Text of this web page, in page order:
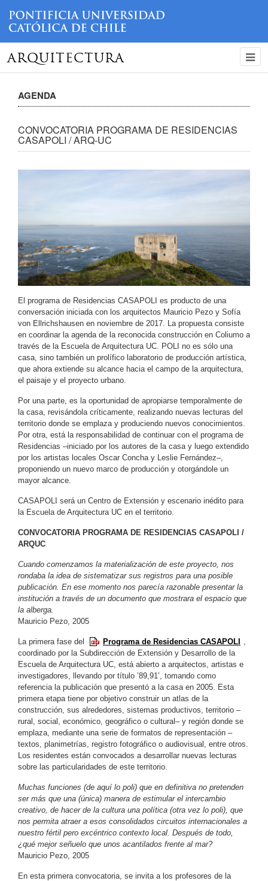
ARQUITECTURA
AGENDA
CONVOCATORIA PROGRAMA DE RESIDENCIAS
CASAPOLI / ARQ-UC
El programa de Residencias CASAPOLI es producto de una
conversación iniciada con los arquitectos Mauricio Pezo y Sofía
von Ellrichshausen en noviembre de 2017. La propuesta consiste
en coordinar la agenda de la reconocida construcción en Coliumo a
través de la Escuela de Arquitectura UC. POLI no es sólo una
casa, sino también un prolífico laboratorio de producción artística,
que ahora extiende su alcance hacia el campo de la arquitectura,
el paisaje y el proyecto urbano.
Por una parte, es la oportunidad de apropiarse temporalmente de
la casa, revisándola críticamente, realizando nuevas lecturas del
territorio donde se emplaza y produciendo nuevos conocimientos.
Por otra, está la responsabilidad de continuar con el programa de
Residencias –iniciado por los autores de la casa y luego extendido
por los artistas locales Oscar Concha y Leslie Fernández–,
proponiendo un nuevo marco de producción y otorgándole un
mayor alcance.
CASAPOLI será un Centro de Extensión y escenario inédito para
la Escuela de Arquitectura UC en el territorio.
CONVOCATORIA PROGRAMA DE RESIDENCIAS CASAPOLI /
ARQUC
Cuando comenzamos la materialización de este proyecto, nos
rondaba la idea de sistematizar sus registros para una posible
publicación. En ese momento nos parecía razonable presentar la
institución a través de un documento que mostrara el espacio que
la alberga.
Mauricio Pezo, 2005
La primera fase del Programa de Residencias CASAPOLI
coordinado por la Subdirección de Extensión y Desarrollo de la
Escuela de Arquitectura UC, está abierto a arquitectos, artistas e
investigadores, llevando por título ’89,91’, tomando como
referencia la publicación que presentó a la casa en 2005. Esta
primera etapa tiene por objetivo construir un atlas de la
construcción, sus alrededores, sistemas productivos, territorio –
rural, social, económico, geográfico o cultural– y región donde se
emplaza, mediante una serie de formatos de representación –
textos, planimetrías, registro fotográfico o audiovisual, entre otros.
Los residentes están convocados a desarrollar nuevas lecturas
sobre las particularidades de este territorio.
Muchas funciones (de aquí lo poli) que en definitiva no pretenden
ser más que una (única) manera de estimular el intercambio
creativo, de hacer de la cultura una política (otra vez lo poli), que
nos permita atraer a esos consolidados circuitos internacionales a
nuestro fértil pero excéntrico contexto local. Después de todo,
¿qué mejor señuelo que unos acantilados frente al mar?
Mauricio Pezo, 2005
En esta primera convocatoria, se invita a los profesores de la